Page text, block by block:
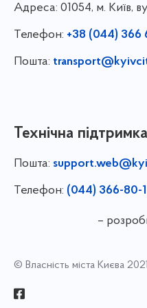
Адреса: 01054, м. Київ,
Телефон: +38 (044) 366
Пошта:
Технічна підтримка
Пошта:
Телефон: (044) 366-80-
–
© Власність міста Києва 2021